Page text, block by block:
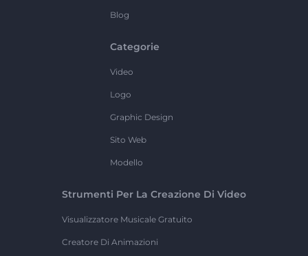
Blog
Categorie
Video
Logo
Graphic Design
Sito Web
Modello
Strumenti Per La Creazione Di Video
Visualizzatore Musicale Gratuito
Creatore Di Animazioni